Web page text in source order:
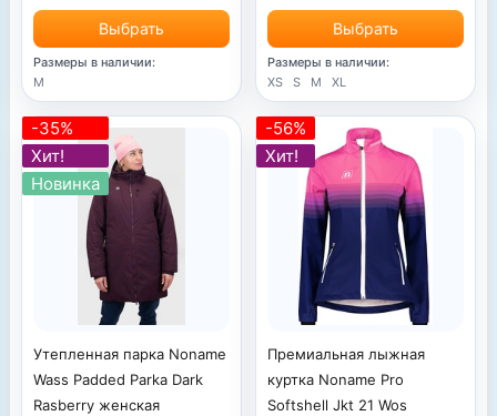
Выбрать
Размеры в наличии:
M
Выбрать
Размеры в наличии:
XS
S M XL
-35%
Хит!
Новинка
Утепленная парка Noname
Wass Padded Parka Dark
Rasberry женская
-56%
Хит!
Премиальная лыжная
куртка Noname Pro
Softshell Jkt 21 Wos